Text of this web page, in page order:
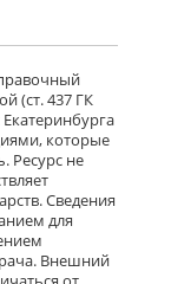
(ст. 437 ГК
которые
Ресурс не
Сведения
для
Внешний